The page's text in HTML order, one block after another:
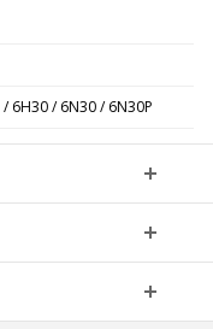
/ 6H30 / 6N30 / 6N30P